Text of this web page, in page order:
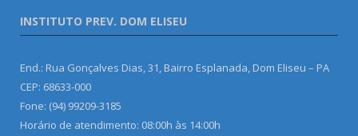
INSTITUTO PREV. DOM ELISEU
End.: Rua Gonçalves Dias, 31, Bairro Esplanada, Dom Eliseu – PA
CEP: 68633-000
Fone: (94) 99209-3185
Horário de atendimento: 08:00h às 14:00h